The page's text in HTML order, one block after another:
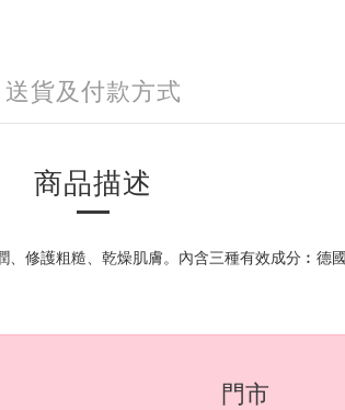
送貨及付款方式
商品描述
修護粗糙、乾燥肌膚。內含三種有效成分︰德
門市